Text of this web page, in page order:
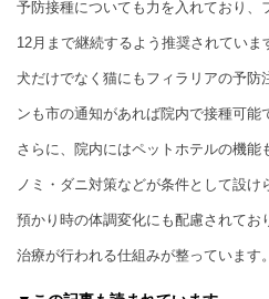
予防接種についても力を入れており、
12月まで継続するよう推奨されていま
犬だけでなく猫にもフィラリアの予防
ンも市の通知があれば院内で接種可能
さらに、院内にはペットホテルの機
ノミ・ダニ対策などが条件として設け
預かり時の体調変化にも配慮されてお
治療が行われる仕組みが整っています。